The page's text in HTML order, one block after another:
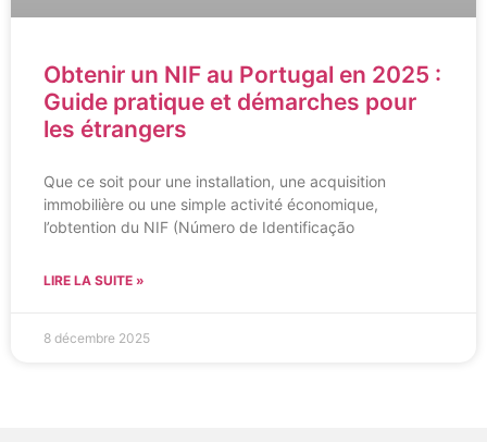
Obtenir un NIF au Portugal en 2025 :
Guide pratique et démarches pour
les étrangers
Que ce soit pour une installation, une acquisition
immobilière ou une simple activité économique,
l’obtention du NIF (Número de Identificação
LIRE LA SUITE »
8 décembre 2025